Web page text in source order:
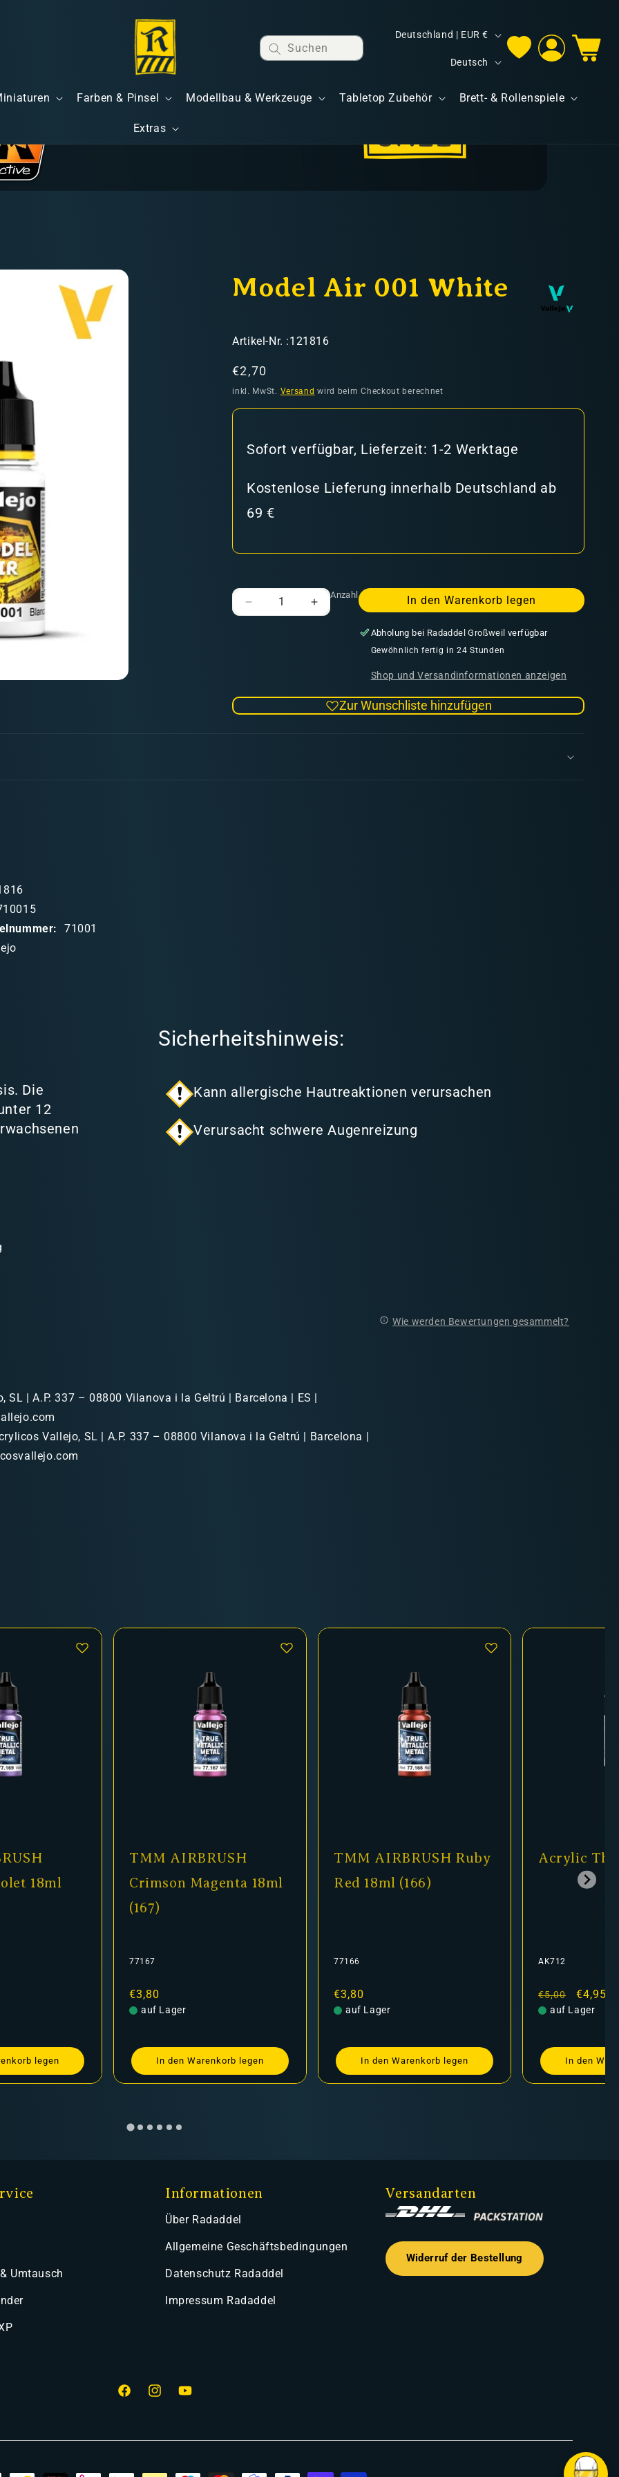
Farben & Pinsel Modellbau & Werkzeuge Tabletop Zubehör Brett- & Rollenspiele
Extras
Suchen
L
d
e
Deutschland | EUR €
r
c
Deutsch
EinloggenWarenkorb
Model Air 001 White
SKU:
Artikel-Nr. :121816
Normaler
Preis
€2,70
inkl. MwSt. Versand wird beim Checkout berechnet
Sofort verfügbar, Lieferzeit: 1-2 Werktage
Kostenlose Lieferung innerhalb Deutschland ab
69 €
In den Warenkorb legen
Abholung bei Radaddel Großweil verfügbar
Gewöhnlich fertig in 24 Stunden
Shop und Versandinformationen anzeigen
Anzahl
Verringere
001
Erhöhe
001
WhiteZur Wunschliste hinzufügen
71001
Sicherheitshinweis:
Die
12
Kann allergische Hautreaktionen verursachen
Verursacht schwere Augenreizung
Wie werden Bewertungen gesammelt?
SL | A.P. 337 – 08800 Vilanova i la Geltrú | Barcelona | ES |
Vallejo, SL | A.P. 337 – 08800 Vilanova i la Geltrú | Barcelona |
18ml
legen
TMM AIRBRUSH
Crimson Magenta 18ml
(167)
77167
Normaler
Preis
€3,80
auf Lager
In den Warenkorb legen
TMM AIRBRUSH Ruby
Red 18ml (166)
77166
Normaler
Preis
€3,80
auf Lager
In den Warenkorb legen
Acrylic
AK712
Normaler
Preis
€5,00 €4,95
auf Lager
In den
Umtausch
Informationen
Über Radaddel
Allgemeine Geschäftsbedingungen
Datenschutz Radaddel
Impressum Radaddel
Versandarten
Widerruf der Bestellung
FacebookInstagramYouTube
in den Versandkosten